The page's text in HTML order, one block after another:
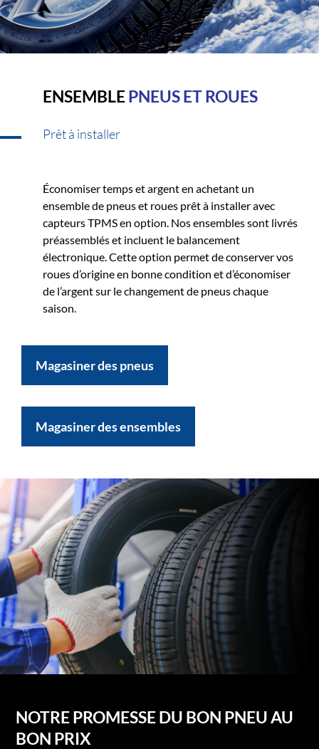
ENSEMBLEPNEUS ET ROUES
Prêt à installer
Économiser temps et argent en achetant un
ensemble de pneus et roues prêt à installer avec
capteurs TPMS en option. Nos ensembles sont livrés
préassemblés et incluent le balancement
électronique. Cette option permet de conserver vos
roues d’origine en bonne condition et d’économiser
de l’argent sur le changement de pneus chaque
saison.
Magasiner des pneus
Magasiner des ensembles
NOTRE PROMESSE DU BON PNEU AU
BON PRIX